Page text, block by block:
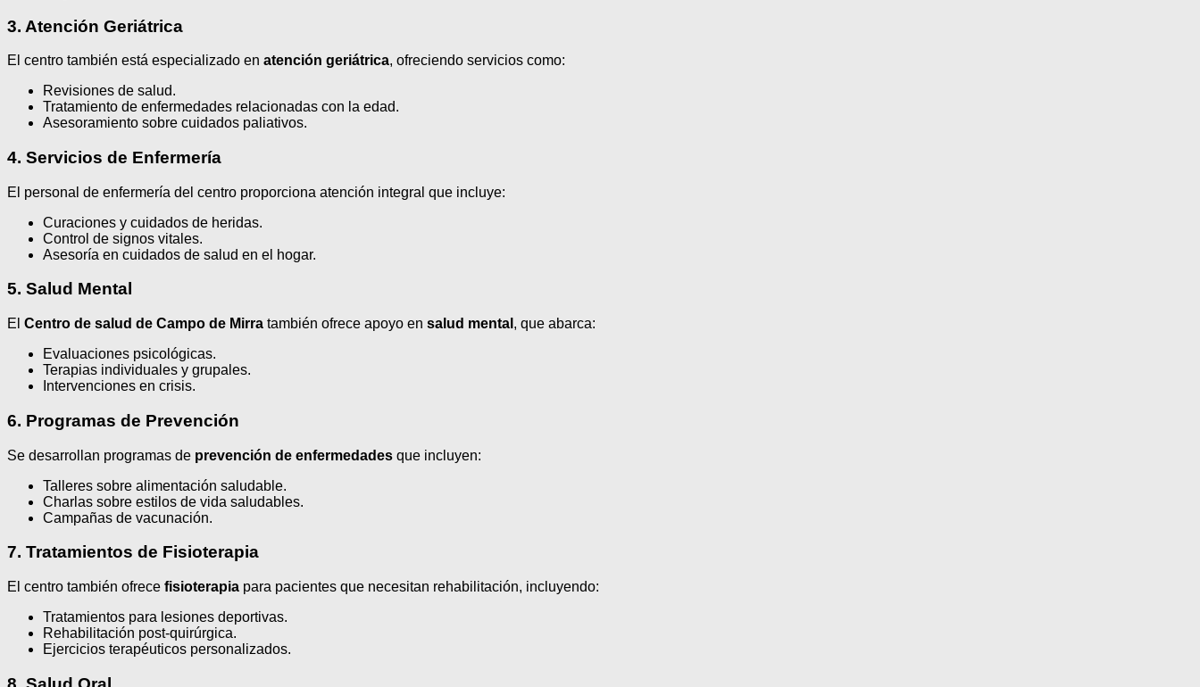
3. Atención Geriátrica
El centro también está especializado en atención geriátrica, ofreciendo servicios como:
Revisiones de salud.
Tratamiento de enfermedades relacionadas con la edad.
Asesoramiento sobre cuidados paliativos.
4. Servicios de Enfermería
El personal de enfermería del centro proporciona atención integral que incluye:
Curaciones y cuidados de heridas.
Control de signos vitales.
Asesoría en cuidados de salud en el hogar.
5. Salud Mental
El Centro de salud de Campo de Mirra también ofrece apoyo en salud mental , que abarca:
Evaluaciones psicológicas.
Terapias individuales y grupales.
Intervenciones en crisis.
6. Programas de Prevención
Se desarrollan programas de prevención de enfermedades que incluyen:
Talleres sobre alimentación saludable.
Charlas sobre estilos de vida saludables.
Campañas de vacunación.
7. Tratamientos de Fisioterapia
El centro también ofrece fisioterapia para pacientes que necesitan rehabilitación, incluyendo:
Tratamientos para lesiones deportivas.
Rehabilitación post-quirúrgica.
Ejercicios terapéuticos personalizados.